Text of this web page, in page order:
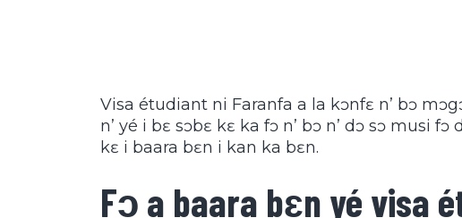
Visa étudiant ni Faranfa a la kɔnfɛ n’ bɔ
n’ yé i bɛ sɔbɛ kɛ ka fɔ n’ bɔ n’ dɔ sɔ musi
kɛ i baara bɛn i kan ka bɛn.
Fɔ a baara bɛn yé visa